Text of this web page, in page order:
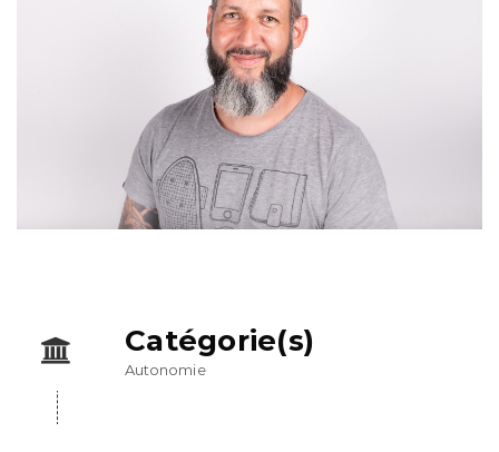
Catégorie(s)
Autonomie